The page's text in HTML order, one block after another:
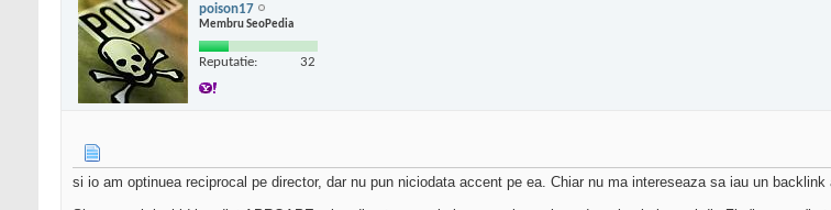
poison17
Membru SeoPedia
Reputatie: 32
si io am optinuea reciprocal pe director, dar nu pun niciodata accent pe ea. Chiar nu ma intereseaza sa iau un